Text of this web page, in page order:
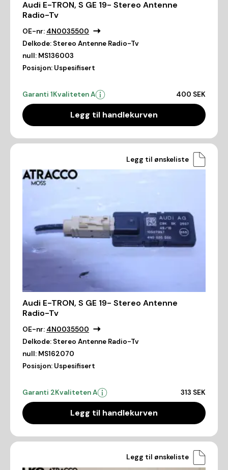
Audi E-TRON, S GE 19- Stereo Antenne
Radio-Tv
OE-nr: 4N0035500
Delkode: Stereo Antenne Radio-Tv
null: MS136003
Posisjon: Uspesifisert
Garanti 1Kvaliteten A 400 SEK
Legg til handlekurven
Legg til ønskeliste
Audi E-TRON, S GE 19- Stereo Antenne
Radio-Tv
OE-nr: 4N0035500
Delkode: Stereo Antenne Radio-Tv
null: MS162070
Posisjon: Uspesifisert
Garanti 2Kvaliteten A 313 SEK
Legg til handlekurven
Legg til ønskeliste